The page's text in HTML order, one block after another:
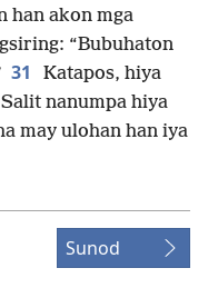
han akon mga
“Bubuhaton
31
Katapos, hiya
nanumpa hiya
may ulohan han iya
Sunod